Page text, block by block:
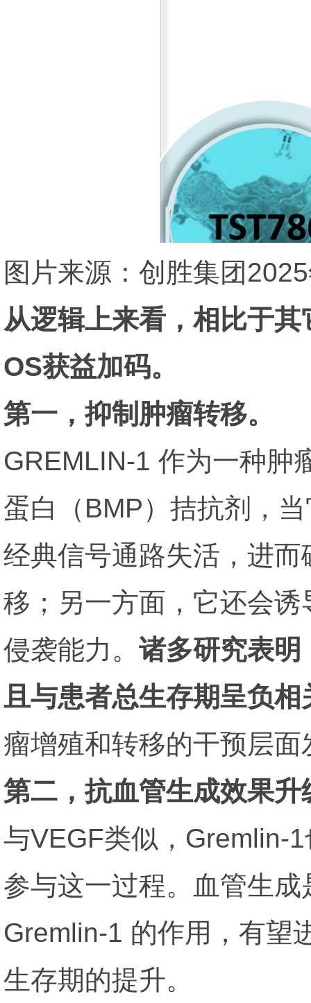
图片来源：创胜集团
从逻辑上来看，相比于
OS获益加码。
第一，抑制肿瘤转移。
GREMLIN-1 作为一种肿
蛋白（BMP）拮抗剂，
经典信号通路失活，进
移；另一方面，它还会
侵袭能力。 诸多研究表明
且与患者总生存期呈负相
瘤增殖和转移的干预层
第二，抗血管生成效果升
与VEGF类似，Gremlin-
参与这一过程。血管生
Gremlin-1 的作用，有望
生存期的提升。